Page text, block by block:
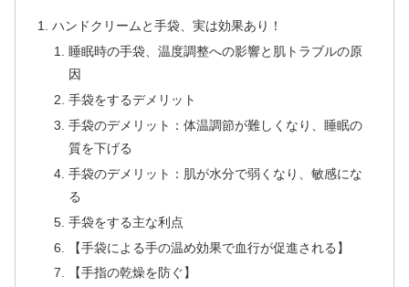
ハンドクリームと手袋、実は効果あり！
睡眠時の手袋、温度調整への影響と肌トラブルの原
因
手袋をするデメリット
手袋のデメリット：体温調節が難しくなり、睡眠の
質を下げる
手袋のデメリット：肌が水分で弱くなり、敏感にな
る
手袋をする主な利点
【手袋による手の温め効果で血行が促進される】
【手指の乾燥を防ぐ】